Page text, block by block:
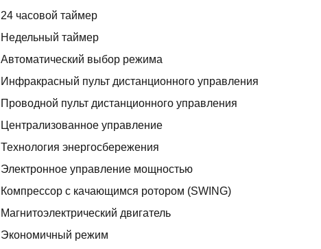
24 часовой таймер
Недельный таймер
Автоматический выбор режима
Инфракрасный пульт дистанционного управления
Проводной пульт дистанционного управления
Централизованное управление
Технология энергосбережения
Электронное управление мощностью
Компрессор с качающимся ротором (SWING)
Магнитоэлектрический двигатель
Экономичный режим